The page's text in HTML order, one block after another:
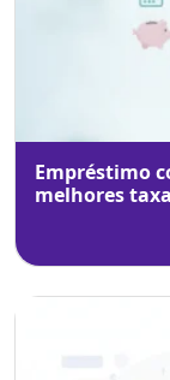
Empréstimo
melhores